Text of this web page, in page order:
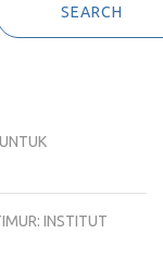
SEARCH
INSTITUT